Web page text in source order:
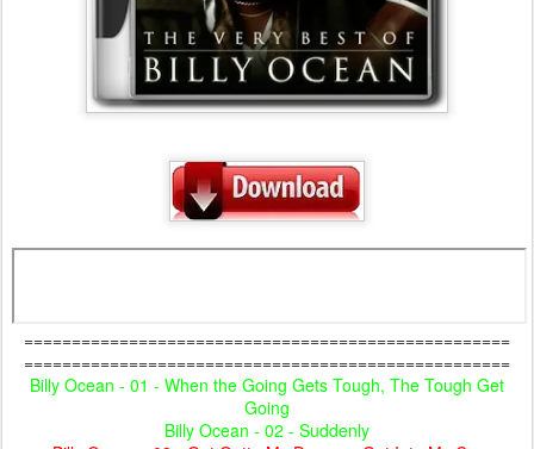
===================================================
===================================================
Billy Ocean - 01 - When the Going Gets Tough, The Tough Get
Going
Billy Ocean - 02 - Suddenly